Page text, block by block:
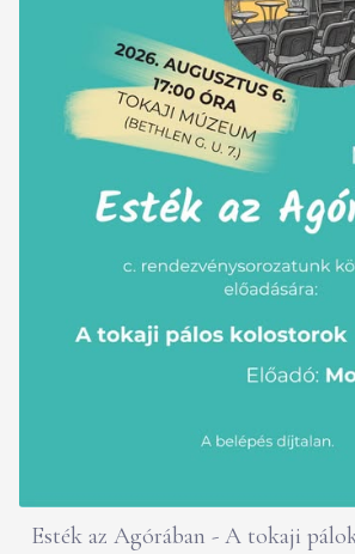
Esték az Agórában - A tokaji